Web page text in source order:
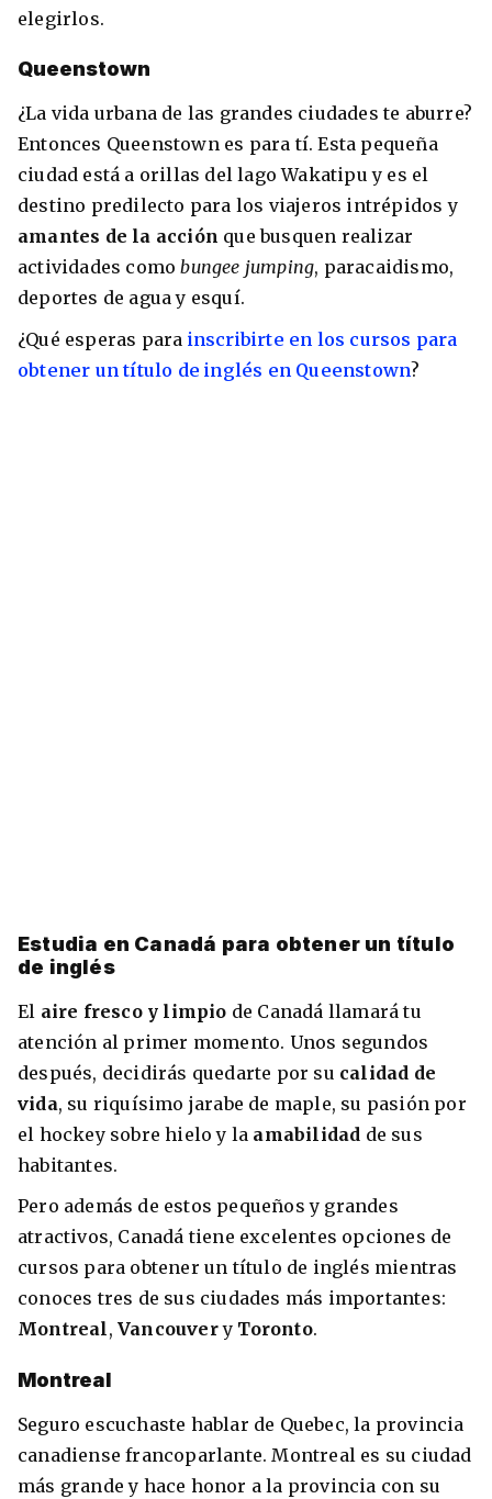
elegirlos.
Queenstown
¿La vida urbana de las grandes ciudades te aburre?
Entonces Queenstown es para tí. Esta pequeña
ciudad está a orillas del lago Wakatipu y es el
destino predilecto para los viajeros intrépidos y
amantes de la acción que busquen realizar
actividades comobungee jumping, paracaidismo,
deportes de agua y esquí.
¿Qué esperas para inscribirte en los cursos para
obtener un título de inglés en Queenstown?
Estudia en Canadá para obtener un título
de inglés
El aire fresco y limpio de Canadá llamará tu
atención al primer momento. Unos segundos
después, decidirás quedarte por su calidad de
vida, su riquísimo jarabe de maple, su pasión por
el hockey sobre hielo y la amabilidad de sus
habitantes.
Pero además de estos pequeños y grandes
atractivos, Canadá tiene excelentes opciones de
cursos para obtener un título de inglés mientras
conoces tres de sus ciudades más importantes:
Montreal,Vancouvery Toronto.
Montreal
Seguro escuchaste hablar de Quebec, la provincia
canadiense francoparlante. Montreal es su ciudad
más grande y hace honor a la provincia con su